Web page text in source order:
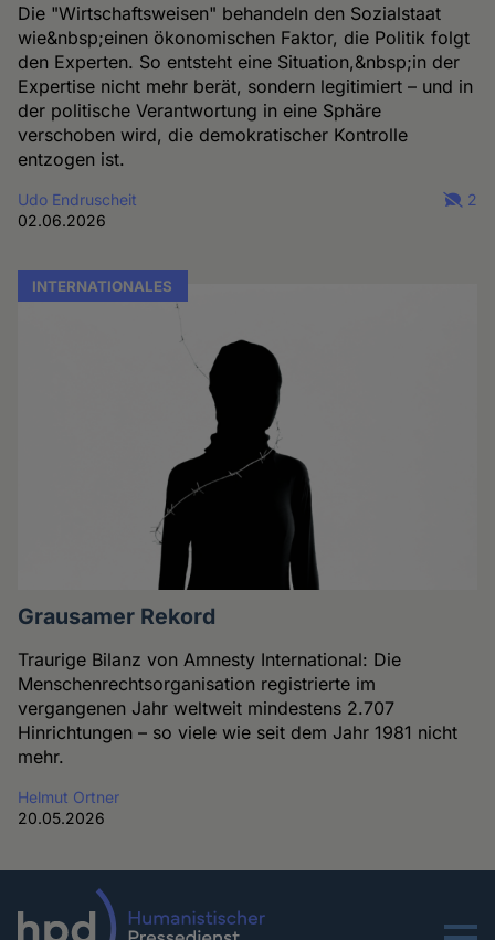
Die "Wirtschaftsweisen" behandeln den Sozialstaat
wie&nbsp;einen ökonomischen Faktor, die Politik folgt
den Experten. So entsteht eine Situation,&nbsp;in der
Expertise nicht mehr berät, sondern legitimiert – und in
der politische Verantwortung in eine Sphäre
verschoben wird, die demokratischer Kontrolle
entzogen ist.
Udo Endruscheit
02.06.2026
2
INTERNATIONALES
Grausamer Rekord
Traurige Bilanz von Amnesty International: Die
Menschenrechtsorganisation registrierte im
vergangenen Jahr weltweit mindestens 2.707
Hinrichtungen – so viele wie seit dem Jahr 1981 nicht
mehr.
Helmut Ortner
20.05.2026